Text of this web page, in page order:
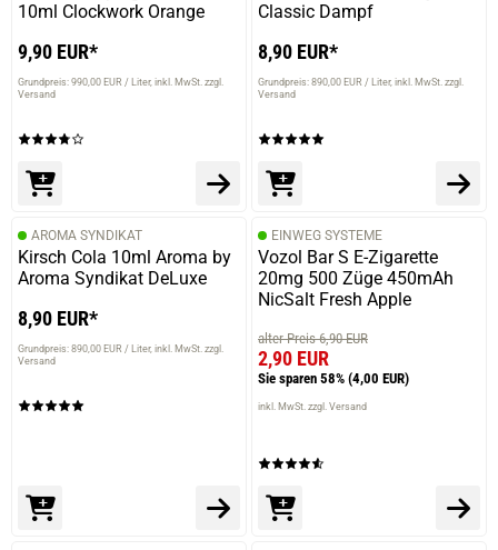
10ml Clockwork Orange
9,90 EUR*
Grundpreis: 990,00 EUR / Liter inkl. MwSt. zzgl.
Versand
Classic Dampf
8,90 EUR*
Grundpreis: 890,00 EUR / Liter inkl. MwSt. zzgl.
Versand
AROMA SYNDIKAT
Kirsch Cola 10ml Aroma by
Aroma Syndikat DeLuxe
8,90 EUR*
Grundpreis: 890,00 EUR / Liter inkl. MwSt. zzgl.
Versand
EINWEG SYSTEME
Vozol Bar S E-Zigarette
20mg 500 Züge 450mAh
NicSalt Fresh Apple
alter Preis 6,90 EUR
2,90 EUR
Sie sparen 58% (4,00 EUR)
inkl. MwSt. zzgl. Versand